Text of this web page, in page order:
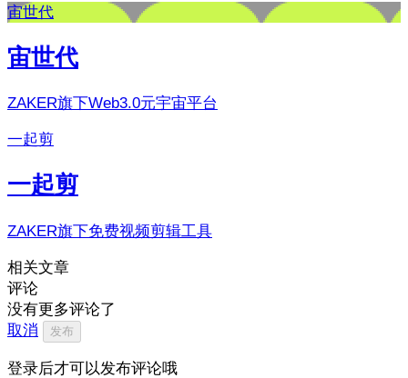
宙世代
宙世代
ZAKER旗下Web3.0元宇宙平台
一起剪
一起剪
ZAKER旗下免费视频剪辑工具
相关文章
评论
没有更多评论了
取消
发布
登录后才可以发布评论哦